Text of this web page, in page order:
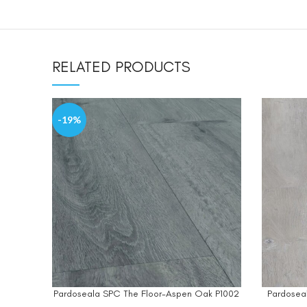
RELATED PRODUCTS
-19%
ADD TO CART
Pardoseala SPC The Floor-Aspen Oak P1002 ADD TO